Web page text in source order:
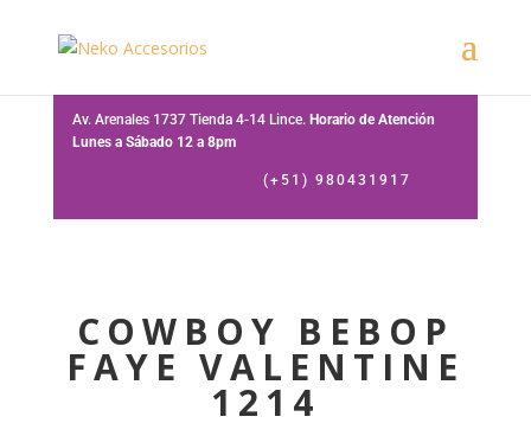
Av. Arenales 1737 Tienda 4-14 Lince. Horario de Atención
Lunes a Sábado 12 a 8pm
(+51) 980431917
COWBOY BEBOP
FAYE VALENTINE
1214